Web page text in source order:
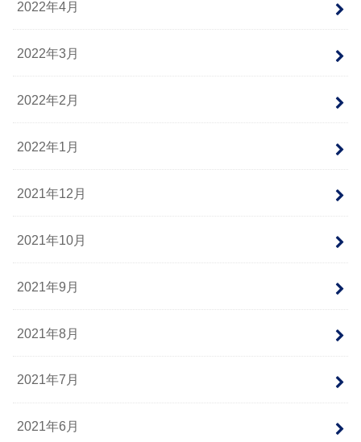
2022年4月
2022年3月
2022年2月
2022年1月
2021年12月
2021年10月
2021年9月
2021年8月
2021年7月
2021年6月